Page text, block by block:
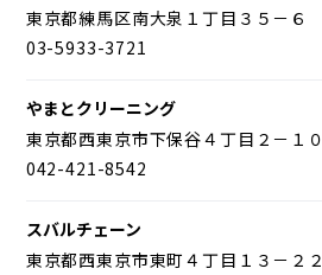
東京都練馬区南大泉１丁目３５－６
03-5933-3721
やまとクリーニング
東京都西東京市下保谷４丁目２－１０
042-421-8542
スバルチェーン
東京都西東京市東町４丁目１３－２２